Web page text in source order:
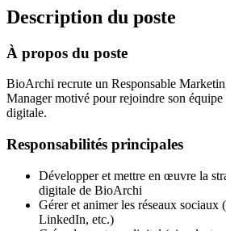
Description du poste
À propos du poste
BioArchi recrute un Responsable
Manager motivé pour rejoindre son équipe
digitale.
Responsabilités principales
Développer et mettre en œuvre la
digitale de BioArchi
Gérer et animer les réseaux sociaux
LinkedIn, etc.)